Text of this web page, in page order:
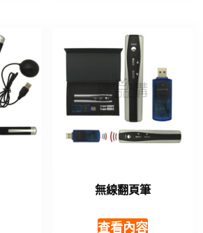
無線翻頁筆
查看內容